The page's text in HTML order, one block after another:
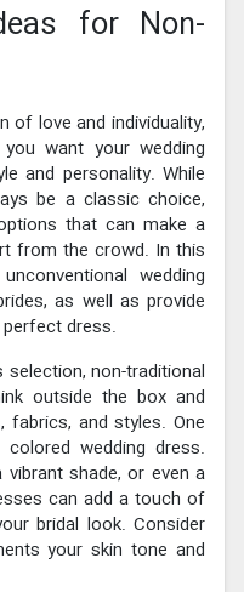
for Non-
of love and individuality,
want your wedding
and personality. While
be a classic choice,
that can make a
from the crowd. In this
wedding
as well as provide
dress.
non-traditional
outside the box and
and styles. One
wedding dress.
shade, or even a
can add a touch of
bridal look. Consider
your skin tone and